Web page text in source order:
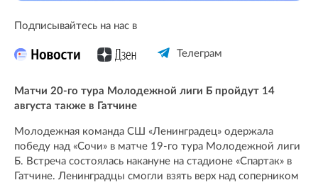
Подписывайтесь на нас в
Телеграм
Матчи 20-го тура Молодежной лиги Б пройдут 14
августа также в Гатчине
Молодежная команда СШ «Ленинградец» одержала
победу над «Сочи» в матче 19-го тура Молодежной лиги
Б. Встреча состоялась накануне на стадионе «Спартак» в
Гатчине. Ленинградцы смогли взять верх над соперником